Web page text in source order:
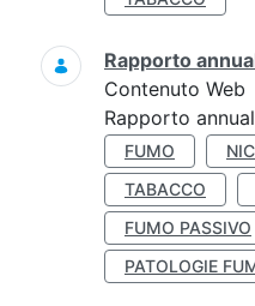
Rapporto
Contenuto Web
Rapporto
FUMO
TABACCO
FUMO PASSIVO
PATOLOGIE